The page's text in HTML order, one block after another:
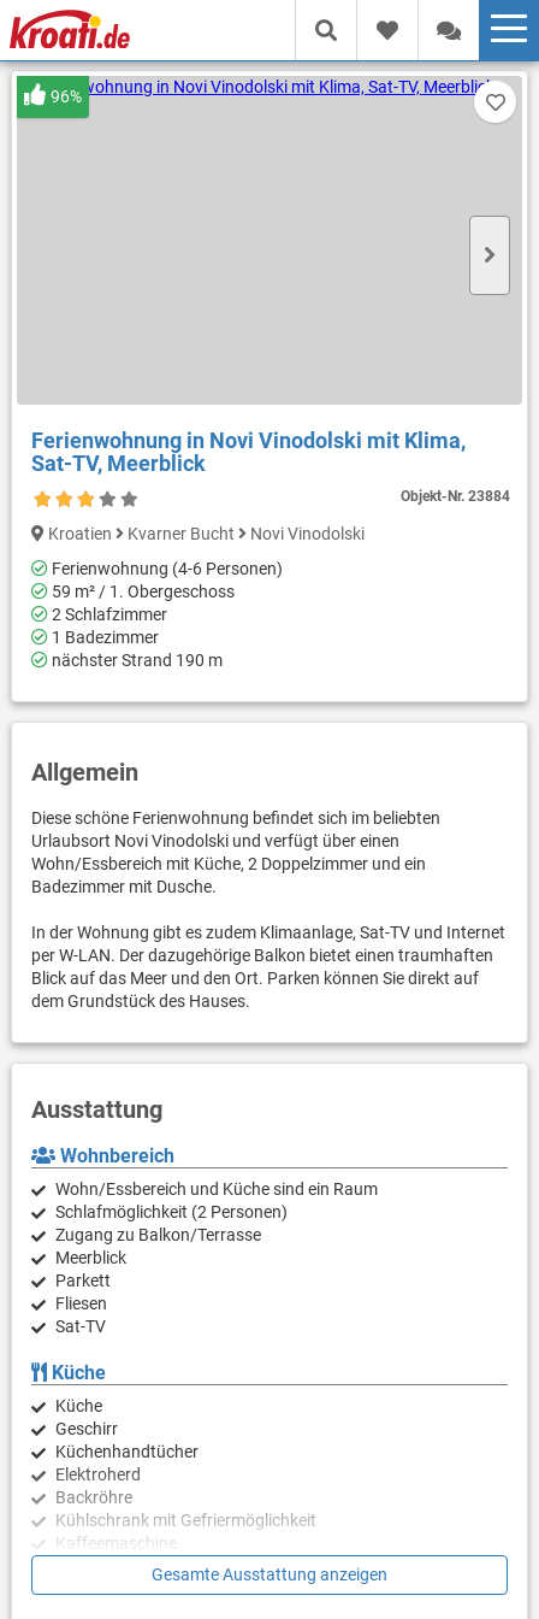
Ferienwohnung in Novi Vinodolski mit Klima,
Sat-TV, Meerblick
Objekt-Nr.23884
96%
Kroatien Kvarner Bucht
Novi Vinodolski
Ferienwohnung (4-6 Personen)
59 m² / 1. Obergeschoss
2 Schlafzimmer
1 Badezimmer
nächster Strand 190 m
Allgemein
Diese schöne Ferienwohnung befindet sich im beliebten
Urlaubsort Novi Vinodolski und verfügt über einen
Wohn/Essbereich mit Küche, 2 Doppelzimmer und ein
Badezimmer mit Dusche.
In der Wohnung gibt es zudem Klimaanlage, Sat-TV und Internet
per W-LAN. Der dazugehörige Balkon bietet einen traumhaften
Blick auf das Meer und den Ort. Parken können Sie direkt auf
dem Grundstück des Hauses.
Ausstattung
Wohnbereich
Wohn/Essbereich und Küche sind ein Raum
Schlafmöglichkeit (2 Personen)
Zugang zu Balkon/Terrasse
Meerblick
Parkett
Fliesen
Sat-TV
Küche
Küche
Geschirr
Küchenhandtücher
Elektroherd
Backröhre
Kühlschrank mit Gefriermöglichkeit
Kaffeemaschine
WasserkocherGesamte Ausstattung anzeigen